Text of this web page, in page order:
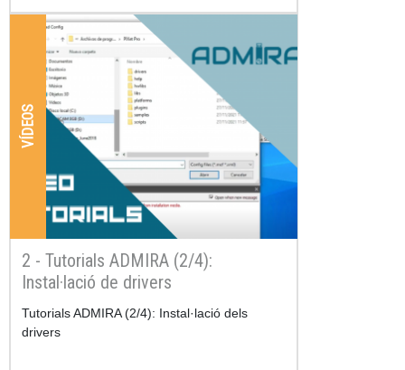
VÍDEOS
2 - Tutorials ADMIRA (2/4):
Instal·lació de drivers
Resum
Tutorials ADMIRA (2/4): Instal·lació dels
drivers